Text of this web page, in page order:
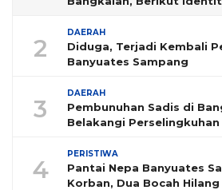
2
DAERAH
Diduga, Terjadi Kembali
Banyuates Sampang
3
DAERAH
Pembunuhan Sadis di
Belakangi Perselingkuhan
4
PERISTIWA
Pantai Nepa Banyuates
Korban, Dua Bocah